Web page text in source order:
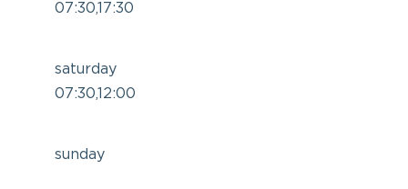
07:30,17:30
saturday
07:30,12:00
sunday